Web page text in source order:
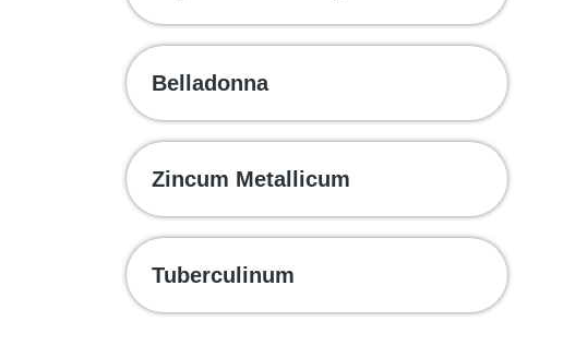
Belladonna
Zincum Metallicum
Tuberculinum